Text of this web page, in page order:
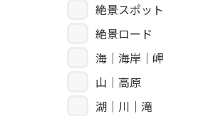
絶景スポット
絶景ロード
海｜海岸｜岬
山｜高原
湖｜川｜滝